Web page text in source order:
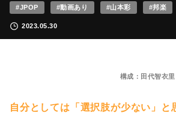
#JPOP #動画あり #山本彩 #邦楽
2023.05.30
構成：田代智衣
自分としては「選択肢が少ない」と